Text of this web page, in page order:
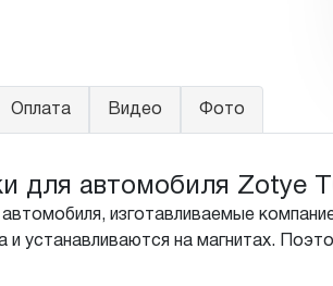
Оплата Видео Фото
для автомобиля Zotye
изготавливаемые
устанавливаются на магнитах.